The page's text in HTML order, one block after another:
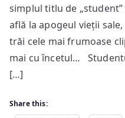
definiție
a
ratării
simplul titlu de
află la apogeul vieții
trăi cele mai frumoase
mai cu încetul…
[…]
Share this: